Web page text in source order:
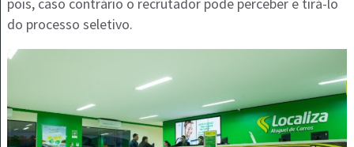
pois, caso contrário o recrutador pode perceber e tirá-lo
do processo seletivo.